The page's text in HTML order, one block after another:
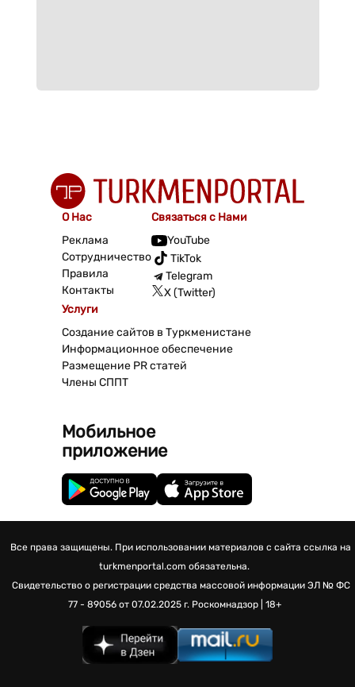
О Нас
Реклама
Сотрудничество
Правила
Контакты
Связаться с Нами
YouTube
TikTok
Telegram
X (Twitter)
Услуги
Создание сайтов в Туркменистане
Информационное обеспечение
Размещение PR статей
Члены СППТ
Мобильное
приложение
Все права защищены. При использовании материалов с сайта ссылка на
turkmenportal.com обязательна.
Свидетельство о регистрации средства массовой информации ЭЛ № ФС
77 - 89056 от 07.02.2025 г. Роскомнадзор | 18+